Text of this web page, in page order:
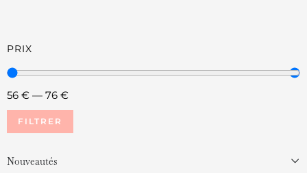
PRIX
56 € — 76 €
FILTRER
Nouveautés